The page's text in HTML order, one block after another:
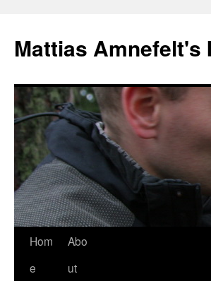
Mattias Amnefelt's
Hom
e
Abo
ut